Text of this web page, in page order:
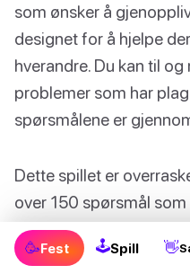
som ønsker å
designet for å hjelpe
hverandre. Du kan til
problemer som har
spørsmålene er
Dette spillet er
over 150 spørsmål
dypere temaer. Det er
gang du spiller!
🥳Fest 🕹Spill 👋